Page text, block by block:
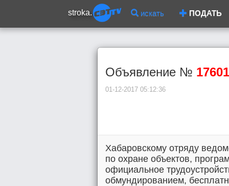
stroka. искать ПОДАТЬ
Объявление № 17601
01-12-2017 05:12:36
Хабаровскому отряду
по охране объектов,
официальное
обмундированием,